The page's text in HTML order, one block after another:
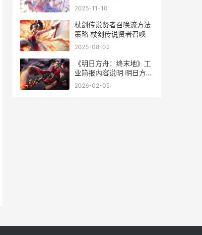
2025-11-10
杖剑传说贤者召唤流方法
策略 杖剑传说贤者召唤
2025-08-02
《明日方舟：终末地》工
业简报内容说明 明日方舟
终末地wiki
2026-02-05